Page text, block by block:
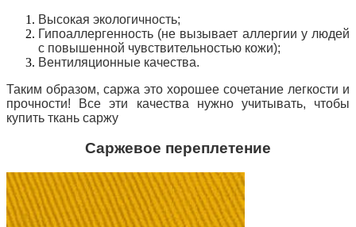
Высокая экологичность;
Гипоаллергенность (не вызывает аллергии у людей
с повышенной чувствительностью кожи);
Вентиляционные качества.
Таким образом, саржа это хорошее сочетание легкости и
прочности! Все эти качества нужно учитывать, чтобы
купить ткань саржу
Саржевое переплетение